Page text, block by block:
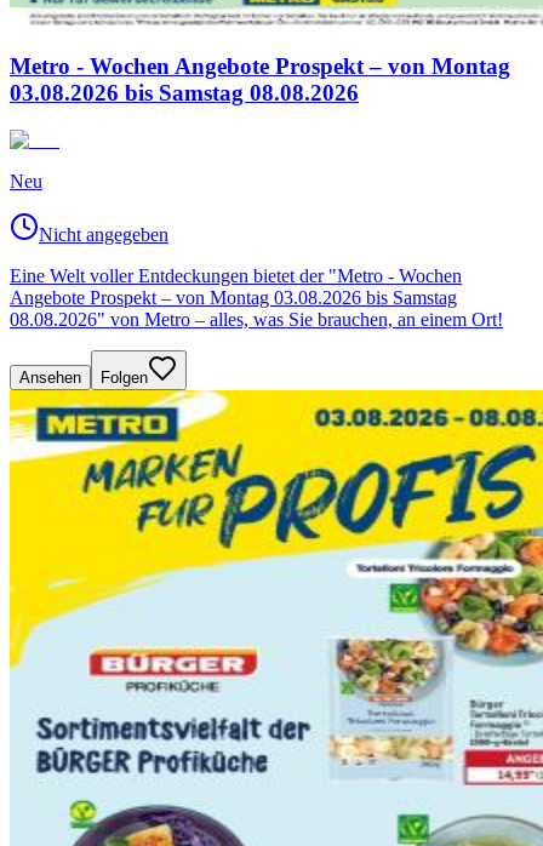
Metro - Wochen Angebote Prospekt – von Montag
03.08.2026 bis Samstag 08.08.2026
Neu
Nicht angegeben
Eine Welt voller Entdeckungen bietet der "Metro - Wochen
Angebote Prospekt – von Montag 03.08.2026 bis Samstag
08.08.2026" von Metro – alles, was Sie brauchen, an einem Ort!
Ansehen Folgen